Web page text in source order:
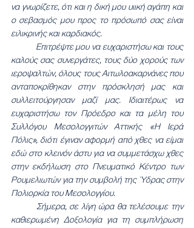
να γνωρίζετε, ότι και η δική μου υιική αγάπη και
ο σεβασμός μου προς το πρόσωπό σας είναι
ειλικρινής και καρδιακός.
καλούς σας συνεργάτες, τους δύο χορούς των
ιεροψαλτών, όλους τους Αιτωλοακαρνάνες που
ανταποκρίθηκαν στην πρόσκλησή μας και
συλλειτούργησαν μαζί μας. Ιδιαιτέρως να
ευχαριστήσω τον Πρόεδρο και τα μέλη του
Συλλόγου Μεσολογγιτών Αττικής «Η Ιερά
Πόλις», διότι έγιναν αφορμή από χθες να είμαι
εδώ στο κλεινόν άστυ για να συμμετάσχω χθες
στην εκδήλωση στο Πνευματικό Κέντρο των
Ρουμελιωτών για την συμβολή της Ύδρας στην
Πολιορκία του Μεσολογγίου.
καθιερωμένη Δοξολογία για τη συμπλήρωση